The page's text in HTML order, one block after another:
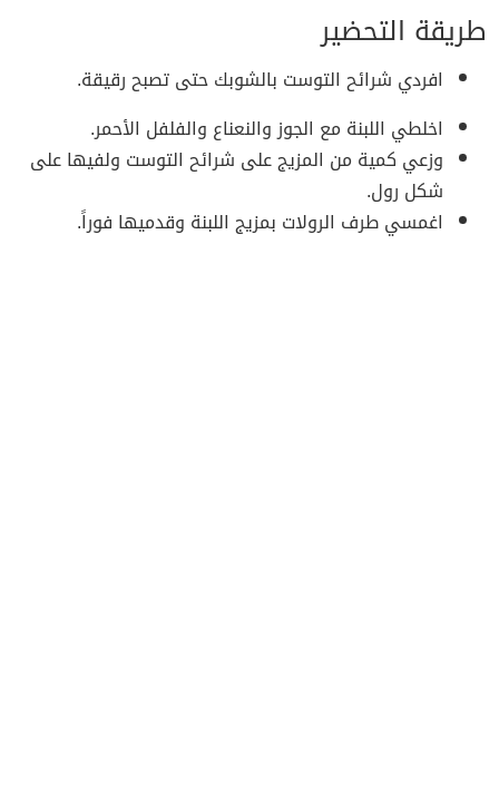
طريقة التحضير
افردي شرائح التوست بالشوبك حتى تصبح رقيقة.
اخلطي اللبنة مع الجوز والنعناع والفلفل الأحمر.
وزعي كمية من المزيج على شرائح التوست ولفيها على
شكل رول.
اغمسي طرف الرولات بمزيج اللبنة وقدميها فوراً.